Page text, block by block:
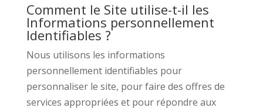
Comment le Site utilise-t-il les
Informations personnellement
Identifiables ?
Nous utilisons les informations
personnellement identifiables pour
personnaliser le site, pour faire des offres de
services appropriées et pour répondre aux